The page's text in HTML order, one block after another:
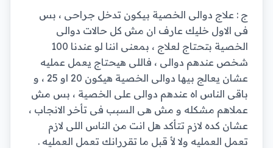
ج : علاج دوالى الخصية بيكون تدخل جراحى ، بس
فى الاول خليك عارف ان مش كل حالات دوالى
الخصية بتحتاج لعلاج ، بمعنى اننا لو عندنا 100
شخص عندهم دوالى ، فاللى هيحتاج يعمل عمليه
عشان يعالج بيها دوالى الخصية هيكون 20 او 25 ، و
باقى الناس اه عندهم دوالى على الخصية ، بس مش
عملاهم مشكله و مش هى السبب فى تأخر الانجاب ،
عشان كده لازم تتأكد هل انت من الناس اللى لازم
تعمل العمليه ولا لأ قبل ما تقررانك تعمل العمليه .